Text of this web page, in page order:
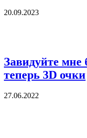
20.09.2023
Завидуйте
теперь 3D очки
27.06.2022